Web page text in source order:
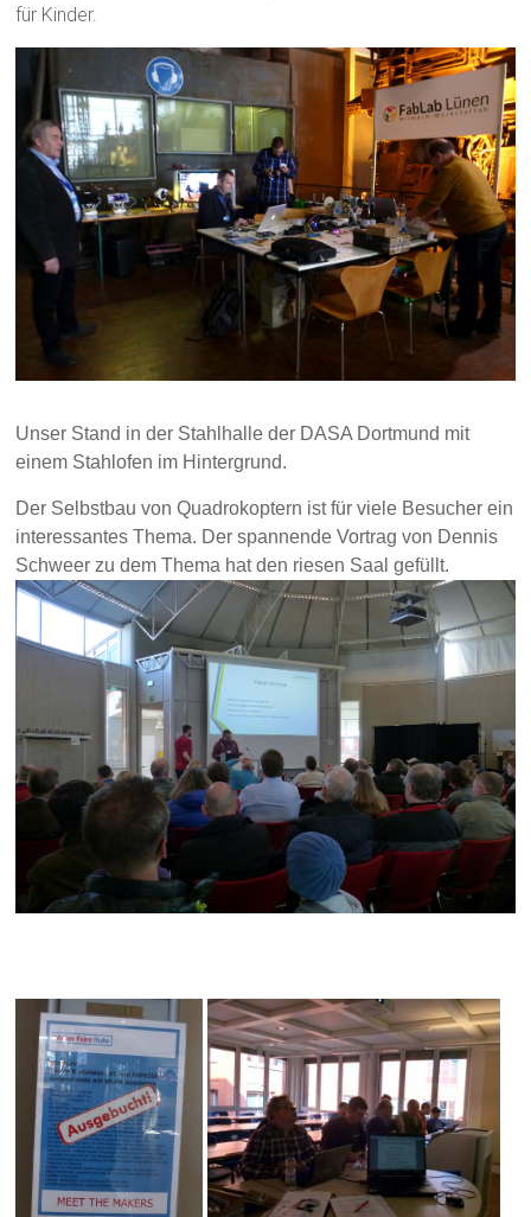
für Kinder.
Unser Stand in der Stahlhalle der DASA Dortmund mit
einem Stahlofen im Hintergrund.
Der Selbstbau von Quadrokoptern ist für viele Besucher ein
interessantes Thema. Der spannende Vortrag von Dennis
Schweer zu dem Thema hat den riesen Saal gefüllt.